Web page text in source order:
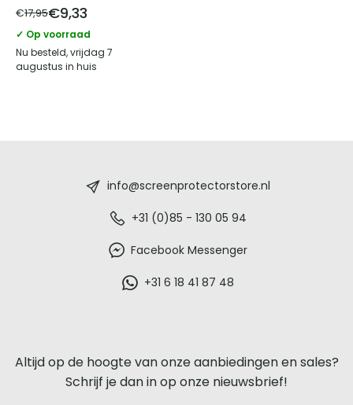
€17,95€9,33
✓ Op voorraad
Nu besteld, vrijdag 7
augustus in huis
voor
iedere
info@screenprotectorstore.nl
+31 (0)85 - 130 05 94
Facebook Messenger
+31 6 18 41 87 48
Altijd op de hoogte van onze aanbiedingen en sales?
Schrijf je dan in op onze nieuwsbrief!